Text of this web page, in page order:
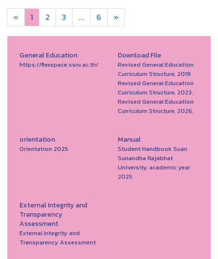
« 1 2 3 ... 6 »
General Education
https://flexspace.ssru.ac.th/
Download File
Revised General Education
Curriculum Structure, 2019
Revised General Education
Curriculum Structure, 2023.
Revised General Education
Curriculum Structure, 2026.
orientation
Orientation 2025
Manual
Student Handbook Suan
Sunandha Rajabhat
University, academic year
2025
External Integrity and
Transparency
Assessment
External Integrity and
Transparency Assessment